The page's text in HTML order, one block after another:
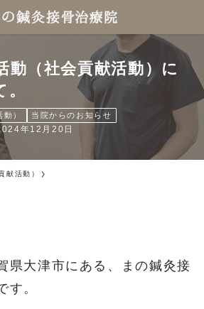
動（社会貢献活動）に
） 当院からのお知らせ
年12月20日
献活動）
県大津市にある、まの鍼灸接
す。